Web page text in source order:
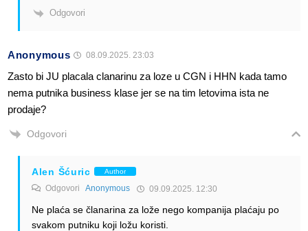
Odgovori
Anonymous 08.09.2025. 23:03
Zasto bi JU placala clanarinu za loze u CGN i HHN kada tamo
nema putnika business klase jer se na tim letovima ista ne
prodaje?
Odgovori
Alen Šćuric Author
Odgovori Anonymous 09.09.2025. 12:30
Ne plaća se članarina za lože nego kompanija plaćaju po
svakom putniku koji ložu koristi.